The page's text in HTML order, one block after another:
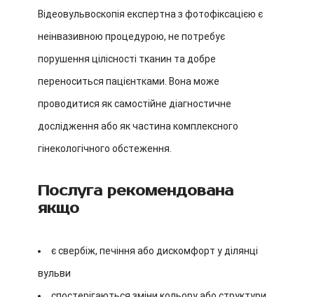
Відеовульвоскопія експертна з фотофіксацією є
неінвазивною процедурою, не потребує
порушення цілісності тканин та добре
переноситься пацієнтками. Вона може
проводитися як самостійне діагностичне
дослідження або як частина комплексного
гінекологічного обстеження.
Послуга рекомендована
якщо
є свербіж, печіння або дискомфорт у ділянці
вульви